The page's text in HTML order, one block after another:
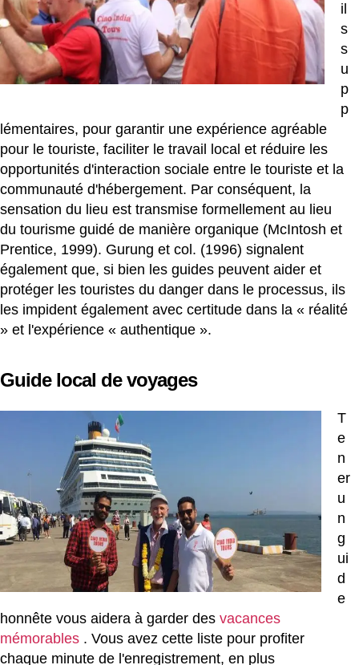
il
s
s
u
p
p
lémentaires, pour garantir une expérience agréable
pour le touriste, faciliter le travail local et réduire les
opportunités d'interaction sociale entre le touriste et la
communauté d'hébergement. Par conséquent, la
sensation du lieu est transmise formellement au lieu
du tourisme guidé de manière organique (McIntosh et
Prentice, 1999). Gurung et col. (1996) signalent
également que, si bien les guides peuvent aider et
protéger les touristes du danger dans le processus, ils
les impident également avec certitude dans la « réalité
» et l'expérience « authentique ».
Guide local de voyages
T
e
n
er
u
n
g
ui
d
e
honnête vous aidera à garder des vacances
mémorables . Vous avez cette liste pour profiter
chaque minute de l'enregistrement, en plus